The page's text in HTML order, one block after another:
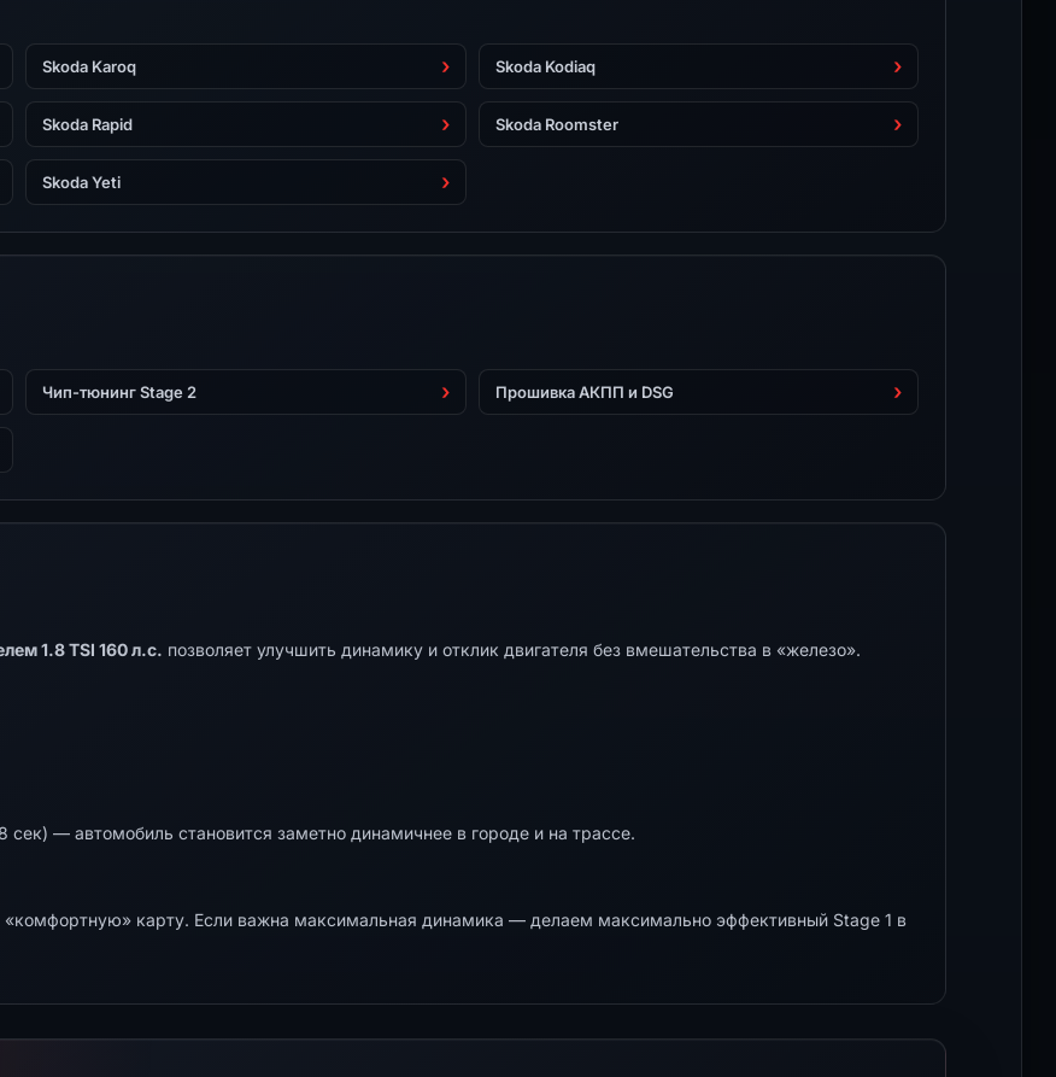
Skoda Karoq Skoda Kodiaq
Skoda Rapid Skoda Roomster
Skoda Yeti
Чип-тюнинг Stage 2 Прошивка АКПП и DSG
1.8 TSI 160 л.с. позволяет улучшить динамику и отклик двигателя без вмешательства в «железо».
сек) — автомобиль становится заметно динамичнее в городе и на трассе.
карту. Если важна максимальная динамика — делаем максимально эффективный Stage 1 в